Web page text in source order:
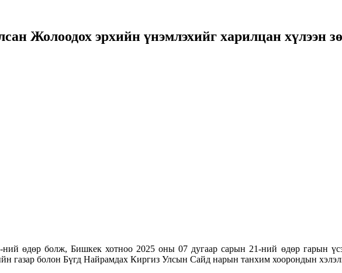
Жолоодох эрхийн үнэмлэхийг харилцан хүлээн
өдөр болж, Бишкек хотноо 2025 оны 07 дугаар сарын 21-ний өдөр гарын
газар болон Бүгд Найрамдах Киргиз Улсын Сайд нарын танхим хоорондын